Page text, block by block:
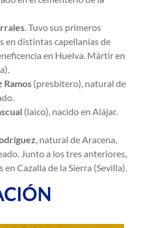
. Tuvo sus primeros
en distintas capellanías de
en Huelva. Mártir en
Ramos (presbítero), natural de
(laico), nacido en Alájar.
, natural de Aracena,
Junto a los tres anteriores,
Cazalla de la Sierra (Sevilla).